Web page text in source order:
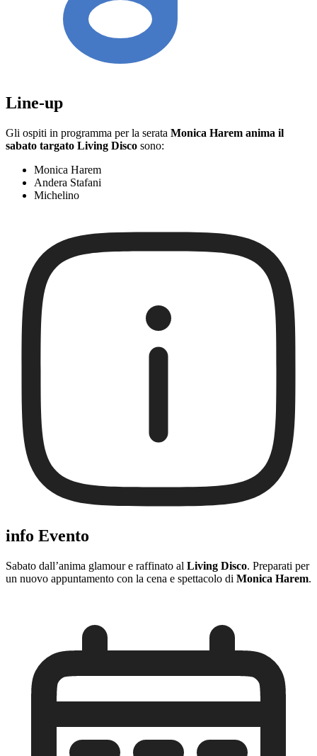
Line-up
Gli ospiti in programma per la serata Monica Harem anima il
sabato targato Living Disco sono:
Monica Harem
Andera Stafani
Michelino
info Evento
Sabato dall’anima glamour e raffinato al Living Disco. Preparati per
un nuovo appuntamento con la cena e spettacolo di Monica Harem.